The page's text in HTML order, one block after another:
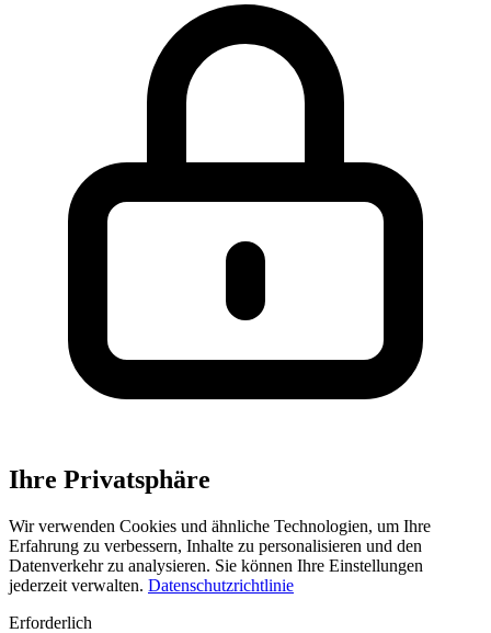
Ihre Privatsphäre
Wir verwenden Cookies und ähnliche Technologien, um Ihre
Erfahrung zu verbessern, Inhalte zu personalisieren und den
Datenverkehr zu analysieren. Sie können Ihre Einstellungen
jederzeit verwalten. Datenschutzrichtlinie
Erforderlich